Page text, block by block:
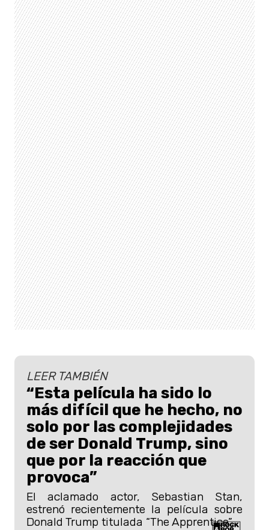
LEER TAMBIÉN
“Esta película ha sido lo
más difícil que he hecho, no
solo por las complejidades
de ser Donald Trump, sino
que por la reacción que
provoca”
El aclamado actor, Sebastian Stan,
estrenó recientemente la película sobre
Donald Trump titulada “The Apprentice”.